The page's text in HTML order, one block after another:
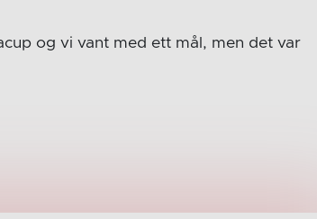
og vi vant med ett mål, men det var